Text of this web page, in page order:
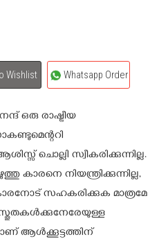
Wishlist Whatsapp Order
ഒരു രാഷ്ട്രീയ
ചൊല്ലി സ്വീകരിക്കുന്നില്ല.
കാരനെ നിയന്ത്രിക്കുന്നില്ല,
സഹകരിക്കുക മാത്രമേ
ആള്‍ക്കൂട്ടത്തിന്